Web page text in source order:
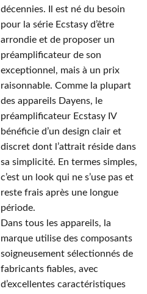
décennies. Il est né du besoin
pour la série Ecstasy d’être
arrondie et de proposer un
préamplificateur de son
exceptionnel, mais à un prix
raisonnable. Comme la plupart
des appareils Dayens, le
préamplificateur Ecstasy IV
bénéficie d’un design clair et
discret dont l’attrait réside dans
sa simplicité. En termes simples,
c’est un look qui ne s’use pas et
reste frais après une longue
période.
Dans tous les appareils, la
marque utilise des composants
soigneusement sélectionnés de
fabricants fiables, avec
d’excellentes caractéristiques